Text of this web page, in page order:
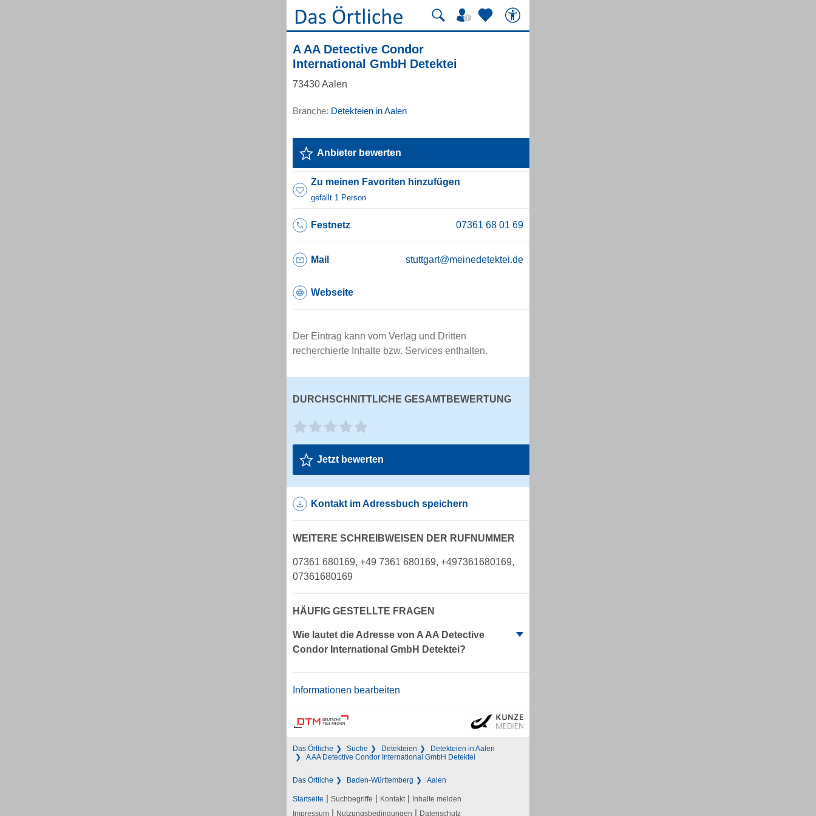
A AA Detective Condor
International GmbH Detektei
73430 Aalen
Branche: Detekteien in Aalen
Anbieter bewerten
Zu meinen Favoriten hinzufügen
gefällt 1 Person
Festnetz
Mail stuttgart@meinedetektei.de
Webseite
Der Eintrag kann vom Verlag und Dritten
recherchierte Inhalte bzw. Services enthalten.
DURCHSCHNITTLICHE GESAMTBEWERTUNG
Jetzt bewerten
Kontakt im Adressbuch speichern
WEITERE SCHREIBWEISEN DER RUFNUMMER
07361 680169, +49 7361 680169, +497361680169,
07361680169
HÄUFIG GESTELLTE FRAGEN
Wie lautet die Adresse von A AA Detective
Condor International GmbH Detektei?
Informationen bearbeiten
Das Örtliche Suche Detekteien
Detekteien in Aalen
A AA Detective Condor International GmbH Detektei
Das Örtliche Baden-Württemberg Aalen
Startseite | Suchbegriffe | Kontakt | Inhalte melden
Impressum | Nutzungsbedingungen | Datenschutz